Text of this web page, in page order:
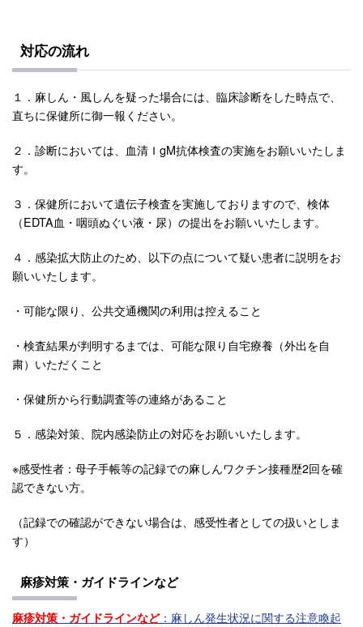
対応の流れ
１．麻しん・風しんを疑った場合には、臨床診断をした時点で、
直ちに保健所に御一報ください。
２．診断においては、血清ＩgM抗体検査の実施をお願いいたしま
す。
３．保健所において遺伝子検査を実施しておりますので、検体
（EDTA血・咽頭ぬぐい液・尿）の提出をお願いいたします。
４．感染拡大防止のため、以下の点について疑い患者に説明をお
願いいたします。
・可能な限り、公共交通機関の利用は控えること
・検査結果が判明するまでは、可能な限り自宅療養（外出を自
粛）いただくこと
・保健所から行動調査等の連絡があること
５．感染対策、院内感染防止の対応をお願いいたします。
※感受性者：母子手帳等の記録での麻しんワクチン接種歴2回を確
認できない方。
（記録での確認ができない場合は、感受性者としての扱いとしま
す）
麻疹対策・ガイドラインなど
麻疹対策・ガイドラインなど：⿇しん発⽣状況に関する注意喚起